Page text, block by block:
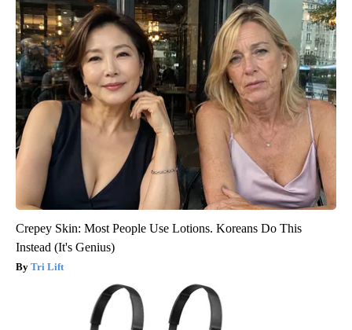
Crepey Skin: Most People Use Lotions. Koreans Do This
Instead (It's Genius)
Tri Lift